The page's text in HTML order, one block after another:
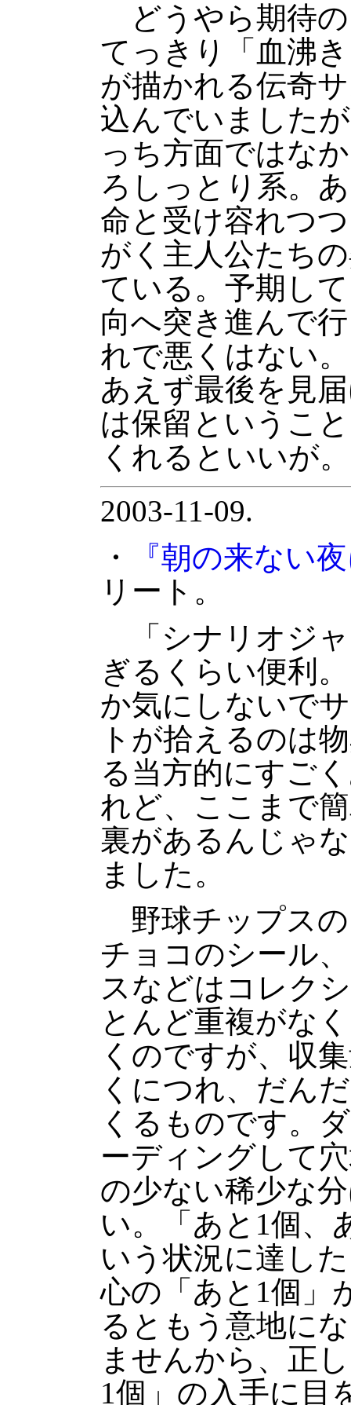
どうやら期待
てっきり「血沸
が描かれる伝奇
込んでいました
っち方面ではな
ろしっとり系。
命と受け容れつ
がく主人公たち
ている。予期し
向へ突き進んで
れで悪くはない
あえず最後を見
は保留というこ
くれるといいが。
2003-11-09.
・
『朝の来ない
リート。
「シナリオジ
ぎるくらい便利
か気にしないで
トが拾えるのは
る当方的にすご
れど、ここまで
裏があるんじゃ
ました。
野球チップス
チョコのシール
スなどはコレク
とんど重複がな
くのですが、収
くにつれ、だん
くるものです。
ーディングして
の少ない稀少な
い。「あと1個、
いう状況に達し
心の「あと1個」
るともう意地に
ませんから、正
1個」の入手に目